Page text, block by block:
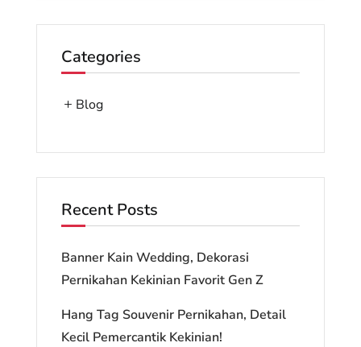
Categories
Blog
Recent Posts
Banner Kain Wedding, Dekorasi
Pernikahan Kekinian Favorit Gen Z
Hang Tag Souvenir Pernikahan, Detail
Kecil Pemercantik Kekinian!